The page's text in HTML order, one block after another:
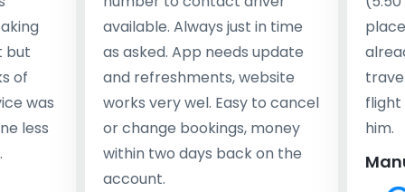
but
of
was
less
available. Always just in time
as asked. App needs update
and refreshments, website
works very wel. Easy to cancel
or change bookings, money
within two days back on the
account.
flight
him.